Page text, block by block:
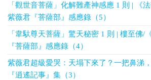
「觀世音菩薩」化解難產神感應 1 則 | 《
紫薇君『菩薩部』感應錄（5）
「韋馱尊天菩薩」驚天秘密 1 則 | 樓至佛/
『菩薩部』感應錄（4）
紫薇君超級愛哭：天塌下來了？一把鼻涕
『逍遙記事』集（3）